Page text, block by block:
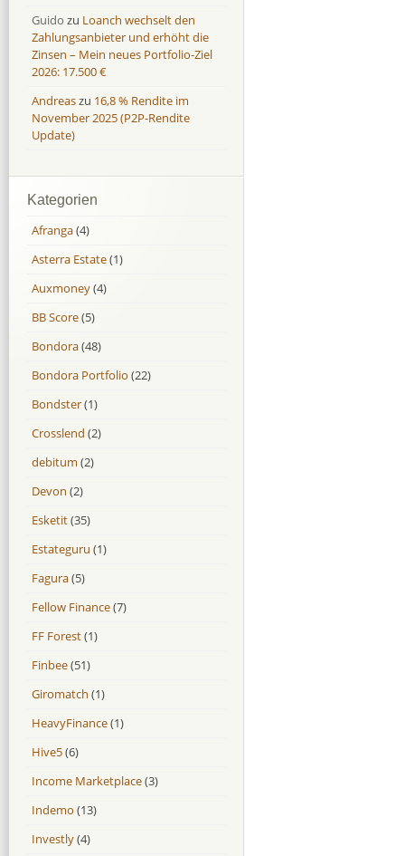
Guido zu Loanch wechselt den
Zahlungsanbieter und erhöht die
Zinsen – Mein neues Portfolio-Ziel
2026: 17.500 €
Andreaszu 16,8 % Rendite im
November 2025 (P2P-Rendite
Update)
Kategorien
Afranga(4)
Asterra Estate(1)
Auxmoney(4)
BB Score(5)
Bondora(48)
Bondora Portfolio (22)
Bondster(1)
Crosslend (2)
debitum (2)
Devon (2)
Esketit(35)
Estateguru (1)
Fagura(5)
Fellow Finance(7)
FF Forest(1)
Finbee(51)
Giromatch (1)
HeavyFinance(1)
Hive5(6)
Income Marketplace(3)
Indemo (13)
Investly(4)